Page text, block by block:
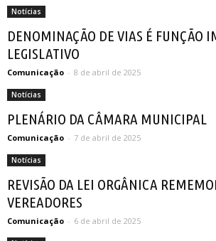
Notícias
DENOMINAÇÃO DE VIAS É FUNÇÃO
LEGISLATIVO
Comunicação - 8 de abril de 2025
Notícias
PLENÁRIO DA CÂMARA MUNICIPAL
Comunicação - 7 de abril de 2025
Notícias
REVISÃO DA LEI ORGÂNICA
VEREADORES
Comunicação - 6 de abril de 2025